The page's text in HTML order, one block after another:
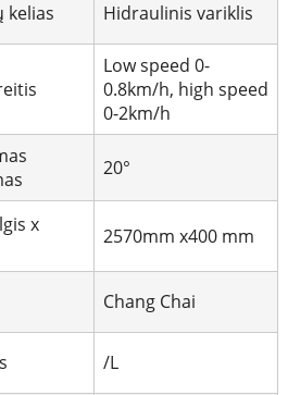
kelias Hidraulinis variklis
Low speed 0-
0.8km/h, high speed
0-2km/h
20°
x
2570mm x400 mm
Chang Chai
/L